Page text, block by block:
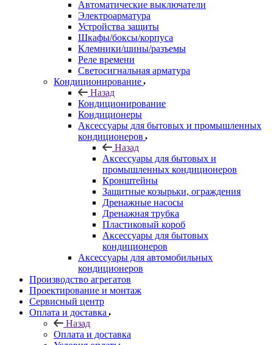
Автоматические выключатели
Электроарматура
Устройства защиты
Шкафы/боксы/корпуса
Клемники/шины/разъемы
Реле времени
Светосигнальная арматура
Кондиционирование
Назад
Кондиционирование
Кондиционеры
Аксессуары для бытовых и промышленных
кондиционеров
Назад
Аксессуары для бытовых и
промышленных кондиционеров
Кронштейны
Защитные козырьки, ограждения
Дренажные насосы
Дренажная трубка
Пластиковый короб
Аксессуары для бытовых
кондиционеров
Аксессуары для автомобильных
кондиционеров
Производство агрегатов
Проектирование и монтаж
Сервисный центр
Оплата и доставка
Назад
Оплата и доставка